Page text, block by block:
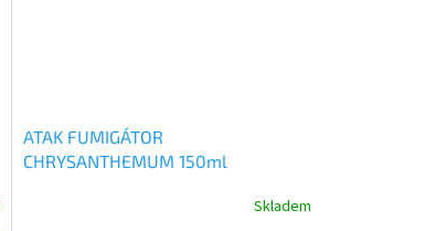
ATAK FUMIGÁTOR
CHRYSANTHEMUM 150ml
Skladem